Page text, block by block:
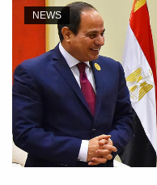
NEWS